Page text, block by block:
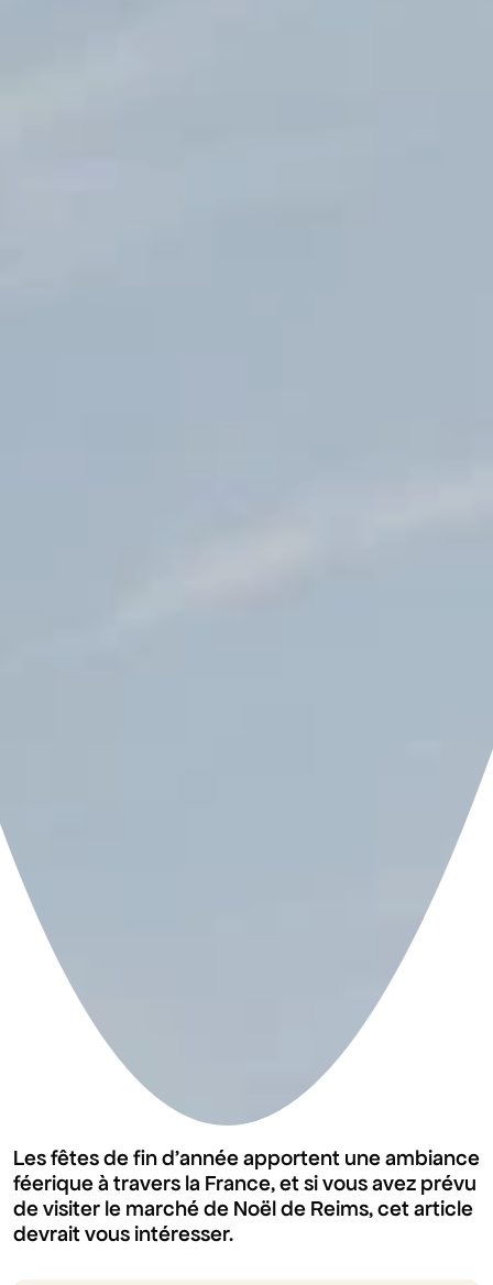
Les fêtes de fin d'année apportent une ambiance
féerique à travers la France, et si vous avez prévu
de visiter le marché de Noël de Reims, cet article
devrait vous intéresser.